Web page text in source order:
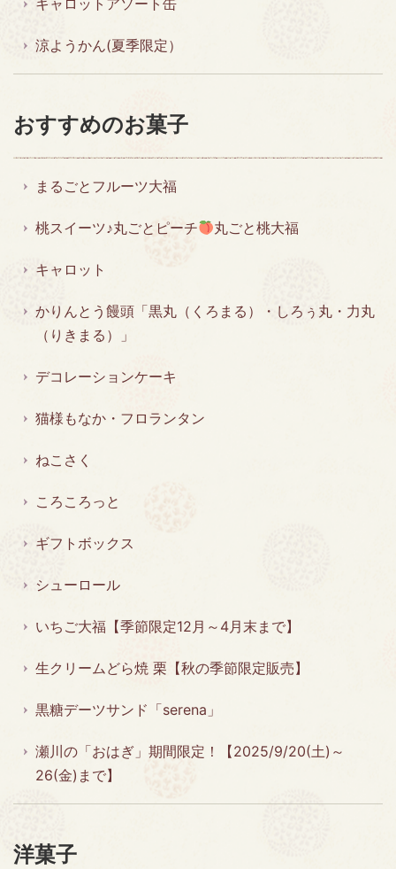
キャロットアソート缶
涼ようかん(夏季限定）
おすすめのお菓子
まるごとフルーツ大福
桃スイーツ♪丸ごとピーチ 丸ごと桃大福
キャロット
かりんとう饅頭「黒丸（くろまる）・しろぅ丸・力丸
（りきまる）」
デコレーションケーキ
猫様もなか・フロランタン
ねこさく
ころころっと
ギフトボックス
シューロール
いちご大福【季節限定12月～4月末まで】
生クリームどら焼 栗【秋の季節限定販売】
黒糖デーツサンド「serena」
瀬川の「おはぎ」期間限定！【2025/9/20(土)～
26(金)まで】
洋菓子